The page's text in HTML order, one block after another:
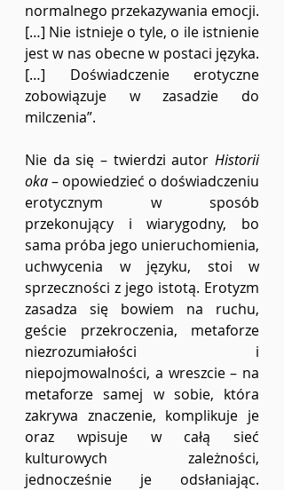
normalnego przekazywania emocji.
[…] Nie istnieje o tyle, o ile istnienie
jest w nas obecne w postaci języka.
[…] Doświadczenie erotyczne
zobowiązuje w zasadzie do
milczenia”.
Nie da się – twierdzi autor Historii
oka – opowiedzieć o doświadczeniu
erotycznym w sposób
przekonujący i wiarygodny, bo
sama próba jego unieruchomienia,
uchwycenia w języku, stoi w
sprzeczności z jego istotą. Erotyzm
zasadza się bowiem na ruchu,
geście przekroczenia, metaforze
niezrozumiałości i
niepojmowalności, a wreszcie – na
metaforze samej w sobie, która
zakrywa znaczenie, komplikuje je
oraz wpisuje w całą sieć
kulturowych zależności,
jednocześnie je odsłaniając.